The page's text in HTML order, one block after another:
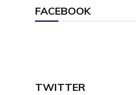
FACEBOOK
TWITTER